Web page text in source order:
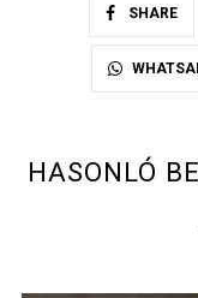
SHARE
HASONLÓ